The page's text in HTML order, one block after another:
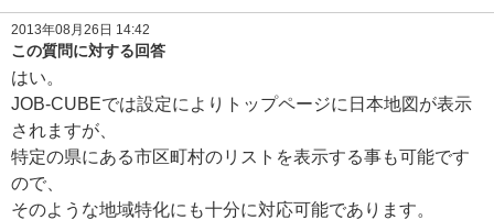
2013年08月26日 14:42
この質問に対する回答
はい。
JOB-CUBEでは設定によりトップページに日本地図が表示
されますが、
特定の県にある市区町村のリストを表示する事も可能です
ので、
そのような地域特化にも十分に対応可能であります。